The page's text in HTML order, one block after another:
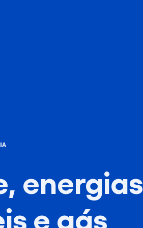
energias
e gás